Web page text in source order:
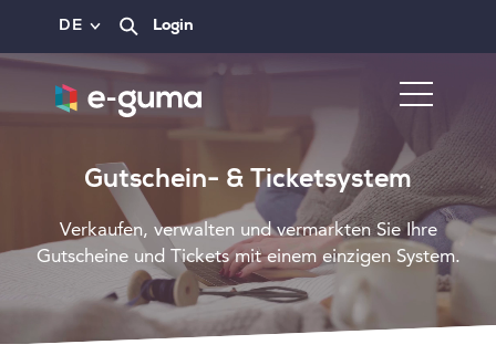
DE Login
Gutschein- & Ticketsystem
Verkaufen, verwalten und vermarkten Sie Ihre
Gutscheine und Tickets mit einem einzigen System.